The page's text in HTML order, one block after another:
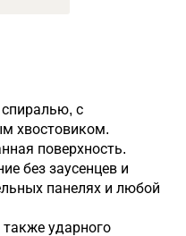
спиралью, с
хвостовиком.
поверхность.
без заусенцев и
панелях и любой
ударного